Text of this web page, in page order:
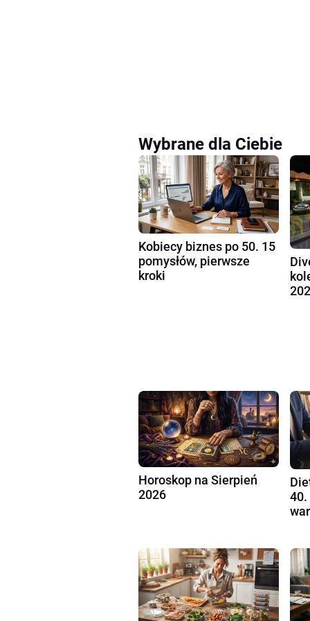
Wybrane dla Ciebie
Kobiecy biznes po 50. 15
pomysłów, pierwsze
kroki
Horoskop na Sierpień
2026
40.